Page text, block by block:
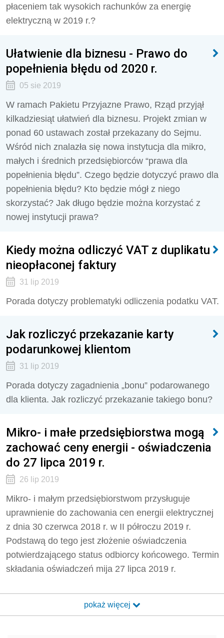
płaceniem tak wysokich rachunków za energię
elektryczną w 2019 r.?
Ułatwienie dla biznesu - Prawo do
popełnienia błędu od 2020 r.
05 sie 2019
W ramach Pakietu Przyjazne Prawo, Rząd przyjął
kilkadziesiąt ułatwień dla biznesu. Projekt zmian w
ponad 60 ustawach został przekazany do Sejmu.
Wśród nich znalazła się nowa instytucja dla mikro,
małych i średnich przedsiębiorców “prawa dla
popełnienia błędu”. Czego będzie dotyczyć prawo dla
popełnienia błędu? Kto będzie mógł z niego
skorzystać? Jak długo będzie można korzystać z
nowej instytucji prawa?
Kiedy można odliczyć VAT z duplikatu
nieopłaconej faktury
31 lip 2019
Porada dotyczy problematyki odliczenia podatku VAT.
Jak rozliczyć przekazanie karty
podarunkowej klientom
31 lip 2019
Porada dotyczy zagadnienia „bonu” podarowanego
dla klienta. Jak rozliczyć przekazanie takiego bonu?
Mikro- i małe przedsiębiorstwa mogą
zachować ceny energii - oświadczenia
do 27 lipca 2019 r.
26 lip 2019
Mikro- i małym przedsiębiorstwom przysługuje
uprawnienie do zachowania cen energii elektrycznej
z dnia 30 czerwca 2018 r. w II półroczu 2019 r.
Podstawą do tego jest złożenie oświadczenia
potwierdzającego status odbiorcy końcowego. Termin
składania oświadczeń mija 27 lipca 2019 r.
pokaż więcej